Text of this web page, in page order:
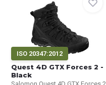
ISO 20347:2012
Quest 4D GTX Forces 2 -
Black